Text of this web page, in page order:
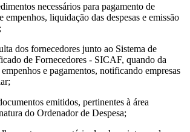
necessários para pagamento de
empenhos, liquidação das despesas e emissão
dos fornecedores junto ao Sistema de
de Fornecedores - SICAF, quando da
e pagamentos, notificando empresas
emitidos, pertinentes à área
do Ordenador de Despesa;